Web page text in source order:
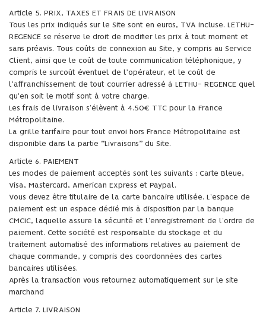
Article 5. PRIX, TAXES ET FRAIS DE LIVRAISON
Tous les prix indiqués sur le Site sont en euros, TVA incluse. LETHU-
REGENCE se réserve le droit de modifier les prix à tout moment et
sans préavis. Tous coûts de connexion au Site, y compris au Service
Client, ainsi que le coût de toute communication téléphonique, y
compris le surcoût éventuel de l'opérateur, et le coût de
l'affranchissement de tout courrier adressé à LETHU- REGENCE quel
qu'en soit le motif sont à votre charge.
Les frais de livraison s’élèvent à 4.50€ TTC pour la France
Métropolitaine.
La grille tarifaire pour tout envoi hors France Métropolitaine est
disponible dans la partie “Livraisons” du Site.
Article 6. PAIEMENT
Les modes de paiement acceptés sont les suivants : Carte Bleue,
Visa, Mastercard, American Express et Paypal.
Vous devez être titulaire de la carte bancaire utilisée. L’espace de
paiement est un espace dédié mis à disposition par la banque
CMCIC, laquelle assure la sécurité et l’enregistrement de l’ordre de
paiement. Cette société est responsable du stockage et du
traitement automatisé des informations relatives au paiement de
chaque commande, y compris des coordonnées des cartes
bancaires utilisées.
Après la transaction vous retournez automatiquement sur le site
marchand
Article 7. LIVRAISON